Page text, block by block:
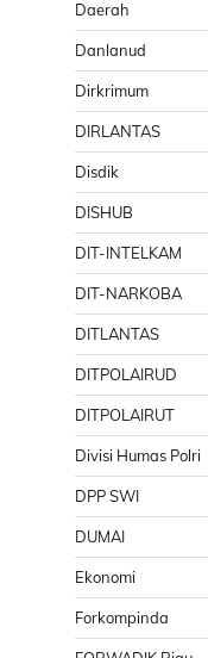
Daerah
Danlanud
Dirkrimum
DIRLANTAS
Disdik
DISHUB
DIT-INTELKAM
DIT-NARKOBA
DITLANTAS
DITPOLAIRUD
DITPOLAIRUT
Divisi Humas Polri
DPP SWI
DUMAI
Ekonomi
Forkompinda